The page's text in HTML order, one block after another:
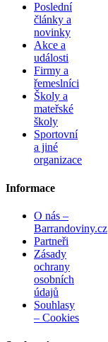
Poslední
články a
novinky
Akce a
události
Firmy a
řemeslníci
Školy a
mateřské
školy
Sportovní
a jiné
organizace
Informace
O nás –
Barrandoviny.cz
Partneři
Zásady
ochrany
osobních
údajů
Souhlasy
– Cookies